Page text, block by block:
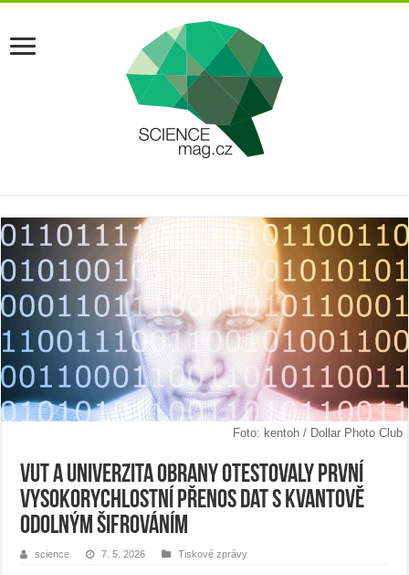
Foto: kentoh / Dollar Photo Club
VUT a Univerzita obrany otestovaly první
vysokorychlostní přenos dat s kvantově
odolným šifrováním
science 7. 5. 2026 Tiskové zprávy